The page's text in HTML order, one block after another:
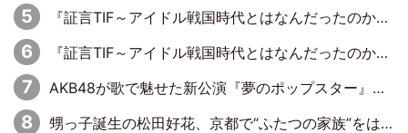
『証言TIF～アイドル戦国時代とはなんだったのか～』第6回：でんぱ組.inc・古川未鈴×相沢梨紗「『ハロプロやりたかったな』って言ったら、夢眠ねむさんに『てめえはでんぱ組．incなんだよ！』って肩パンされて(笑)」
『証言TIF～アイドル戦国時代とはなんだったのか～』第11回：私立恵比寿中学・真山りか×安本彩花「TIFで10年ぶりのキョンシーメイクをしたら、場を完全に引かせてしまって。時代が変わったんだなって」
AKB48が歌で魅せた新公演『夢のポップスター』 初日から全身全霊のステージ
甥っ子誕生の松田好花、京都で“ふたつの家族”をはしご！ “母”黒谷友香に見送られ、“父”松岡昌宏とはハシゴ酒